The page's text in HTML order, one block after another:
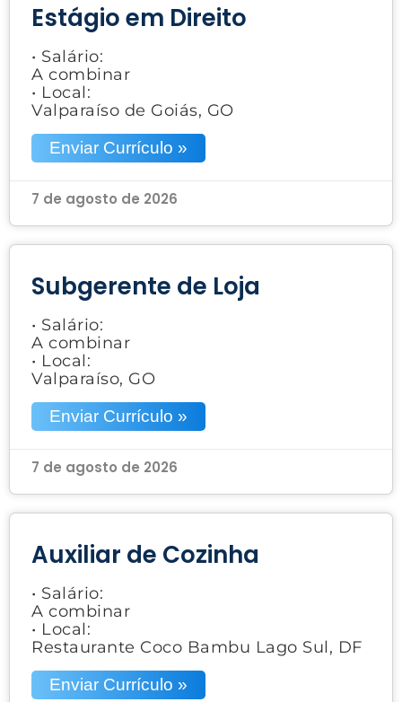
Estágio em Direito
• Salário:
A combinar
• Local:
Valparaíso de Goiás, GO
Enviar Currículo »
7 de agosto de 2026
Subgerente de Loja
• Salário:
A combinar
• Local:
Valparaíso, GO
Enviar Currículo »
7 de agosto de 2026
Auxiliar de Cozinha
• Salário:
A combinar
• Local:
Restaurante Coco Bambu Lago Sul, DF
Enviar Currículo »